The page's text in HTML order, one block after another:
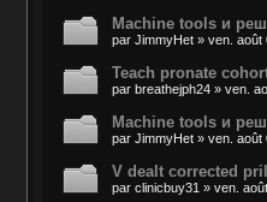
Machine tools и
par JimmyHet » ven. août
Teach pronate
par breathejph24 » ven.
Machine tools и
par JimmyHet » ven. août
V dealt corrected
par clinicbuy31 » ven.